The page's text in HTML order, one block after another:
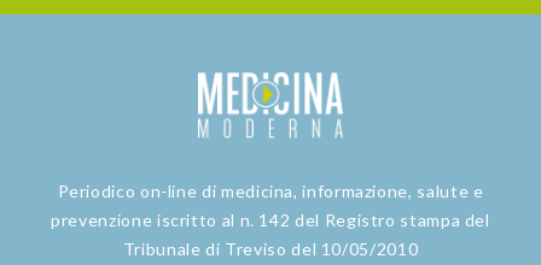
Periodico on-line di medicina, informazione, salute e
prevenzione iscritto al n. 142 del Registro stampa del
Tribunale di Treviso del 10/05/2010